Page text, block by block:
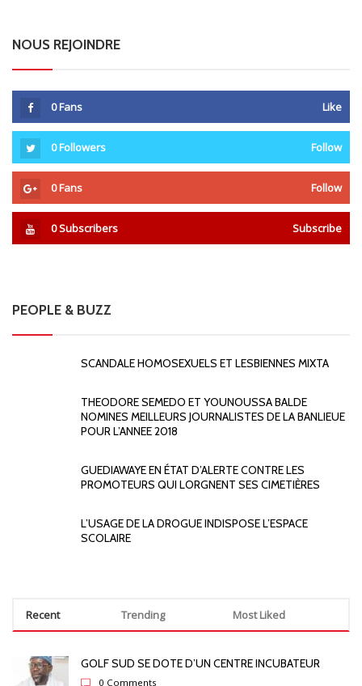
NOUS REJOINDRE
0Fans Like
0Followers Follow
0Fans Follow
0Subscribers Subscribe
PEOPLE & BUZZ
SCANDALE HOMOSEXUELS ET LESBIENNES MIXTA
THEODORE SEMEDO ET YOUNOUSSA BALDE
NOMINES MEILLEURS JOURNALISTES DE LA BANLIEUE
POUR L’ANNEE 2018
GUEDIAWAYE EN ÉTAT D’ALERTE CONTRE LES
PROMOTEURS QUI LORGNENT SES CIMETIÈRES
L’USAGE DE LA DROGUE INDISPOSE L’ESPACE
SCOLAIRE
Recent Trending Most Liked
GOLF SUD SE DOTE D’UN CENTRE INCUBATEUR
0 Comments